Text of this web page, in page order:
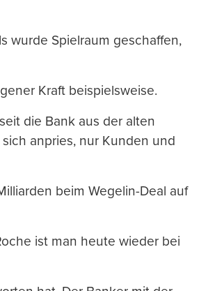
wurde Spielraum geschaffen,
Kraft beispielsweise.
die Bank aus der alten
anpries, nur Kunden und
beim Wegelin-Deal auf
ist man heute wieder bei